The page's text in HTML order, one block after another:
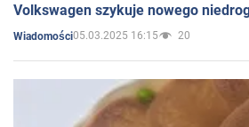
Volkswagen szykuje nowego
Wiadomości05.03.2025 16:15 20